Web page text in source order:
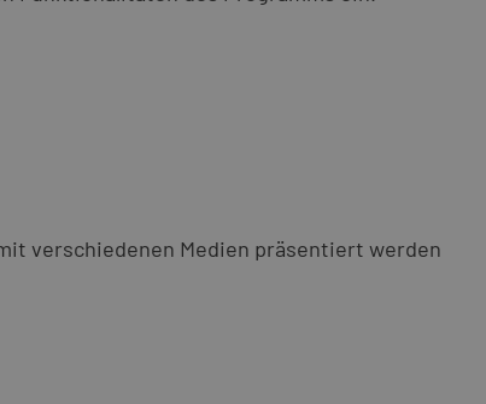
verschiedenen Medien präsentiert werden